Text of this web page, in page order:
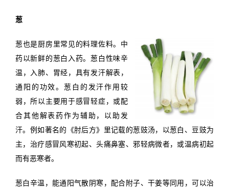
葱
葱也是厨房里常见的料理佐料。中
药以新鲜的葱白入药。葱白性味辛
温，入肺、胃经，具有发汗解表，
通阳的功效。葱白的发汗作用较
弱，所以主要用于感冒轻症，或配
合其他解表药作为辅助，以助发
汗。例如著名的《肘后方》里记载的葱豉汤，以葱白、豆豉为
主，治疗感冒风寒初起、头痛鼻塞、邪轻病微者，或温病初起
而有恶寒者。
葱白辛温，能通阳气散阴寒，配合附子、干姜等同用，可以治